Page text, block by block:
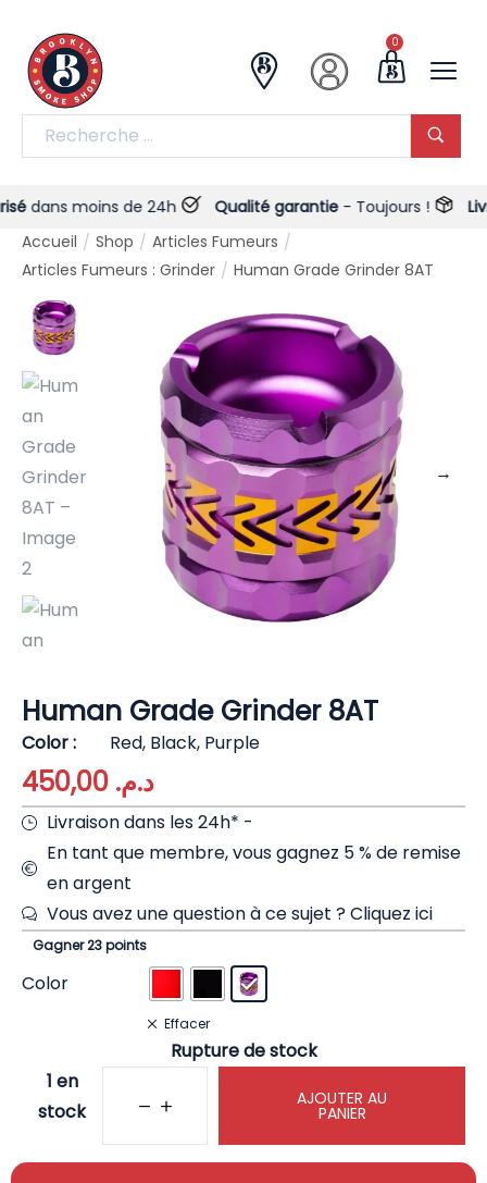
0
moins de 24h Qualité garantie- Toujours !
Accueil / Shop / Articles Fumeurs /
Articles Fumeurs : Grinder / Human Grade Grinder 8AT
Human Grade Grinder 8AT
Color Red, Black, Purple
د.م.
Livraison dans les 24h* -
En tant que membre, vous gagnez 5 % de remise
en argent
Vous avez une question à ce sujet ?Cliquez ici
Gagner 23 points
Color
Effacer
Rupture de stock
1 en
stock
AJOUTER AU
PANIER